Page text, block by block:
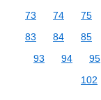
73
74 75
83
84 85
93
94 95
102